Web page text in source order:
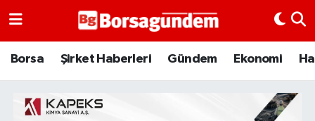
Borsa Şirket Haberleri Gündem Ekonomi
Borsa